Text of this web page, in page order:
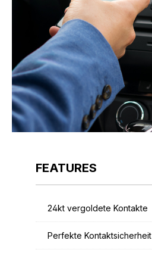
FEATURES
24kt vergoldete Kontakte
Perfekte Kontaktsicherheit